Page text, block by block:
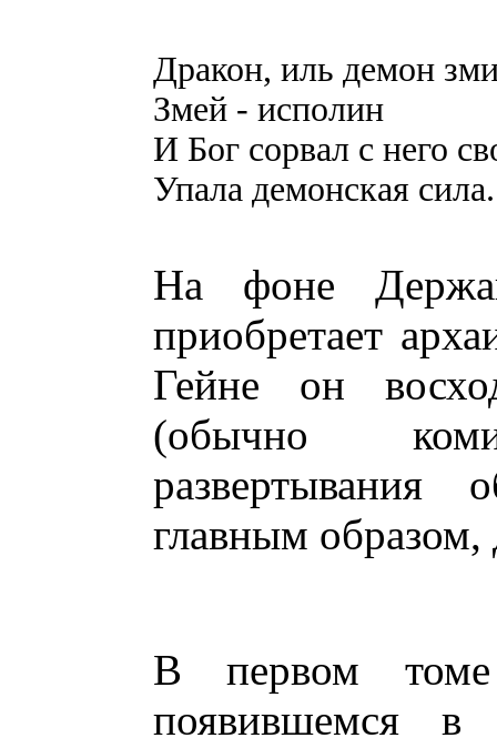
Дракон, иль демон
Змей - исполин
И Бог сорвал с него
Упала демонская сила.
На фоне
приобретает
Гейне он
(обычно
развертывания
главным
В первом томе
появившемся